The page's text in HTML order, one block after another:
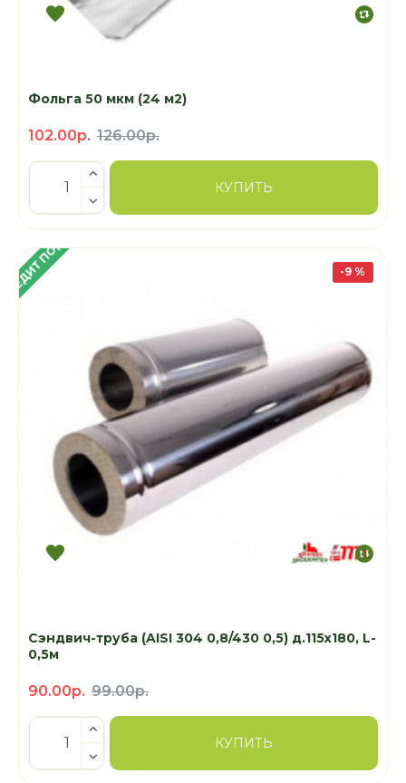
Фольга 50 мкм (24 м2)
102.00р. 126.00р.
КУПИТЬ
ПОД 4% -9 %
Сэндвич-труба (AISI 304 0,8/430 0,5) д.115х180, L-
0,5м
90.00р. 99.00р.
КУПИТЬ